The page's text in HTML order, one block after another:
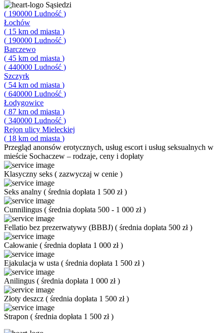
Sąsiedzi
( 190000 Ludność )
Łochów
( 15 km od miasta )
( 190000 Ludność )
Barczewo
( 45 km od miasta )
( 440000 Ludność )
Szczyrk
( 54 km od miasta )
( 640000 Ludność )
Łodygowice
( 87 km od miasta )
( 340000 Ludność )
Rejon ulicy Mieleckiej
( 18 km od miasta )
Przegląd anonsów erotycznych, usług escort i usług seksualnych w
mieście Sochaczew – rodzaje, ceny i dopłaty
Klasyczny seks ( zazwyczaj w cenie )
Seks analny ( średnia dopłata 1 500 zł)
Cunnilingus ( średnia dopłata 500 - 1 000 zł)
Fellatio bez prezerwatywy (BBBJ) ( średnia dopłata 500 zł)
Całowanie ( średnia dopłata 1 000 zł)
Ejakulacja w usta ( średnia dopłata 1 500 zł)
Anilingus ( średnia dopłata 1 000 zł)
Złoty deszcz ( średnia dopłata 1 500 zł)
Strapon ( średnia dopłata 1 500 zł)